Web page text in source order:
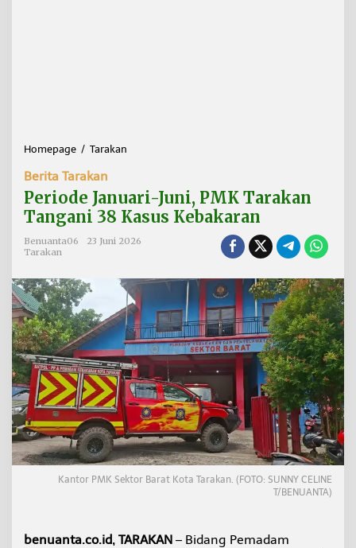
Homepage / Tarakan
o
d
n
u
a
r
i
-
J
u
n
i
,
P
M
K
T
k
Berita Tarakan
Periode Januari-Juni, PMK Tarakan
Tangani 38 Kasus Kebakaran
Benuanta06
23 Juni 2026
Tarakan
Kantor PMK Sektor Barat Kota Tarakan. (FOTO: SUNNY CELINE
T/BENUANTA)
benuanta.co.id, TARAKAN – Bidang Pemadam